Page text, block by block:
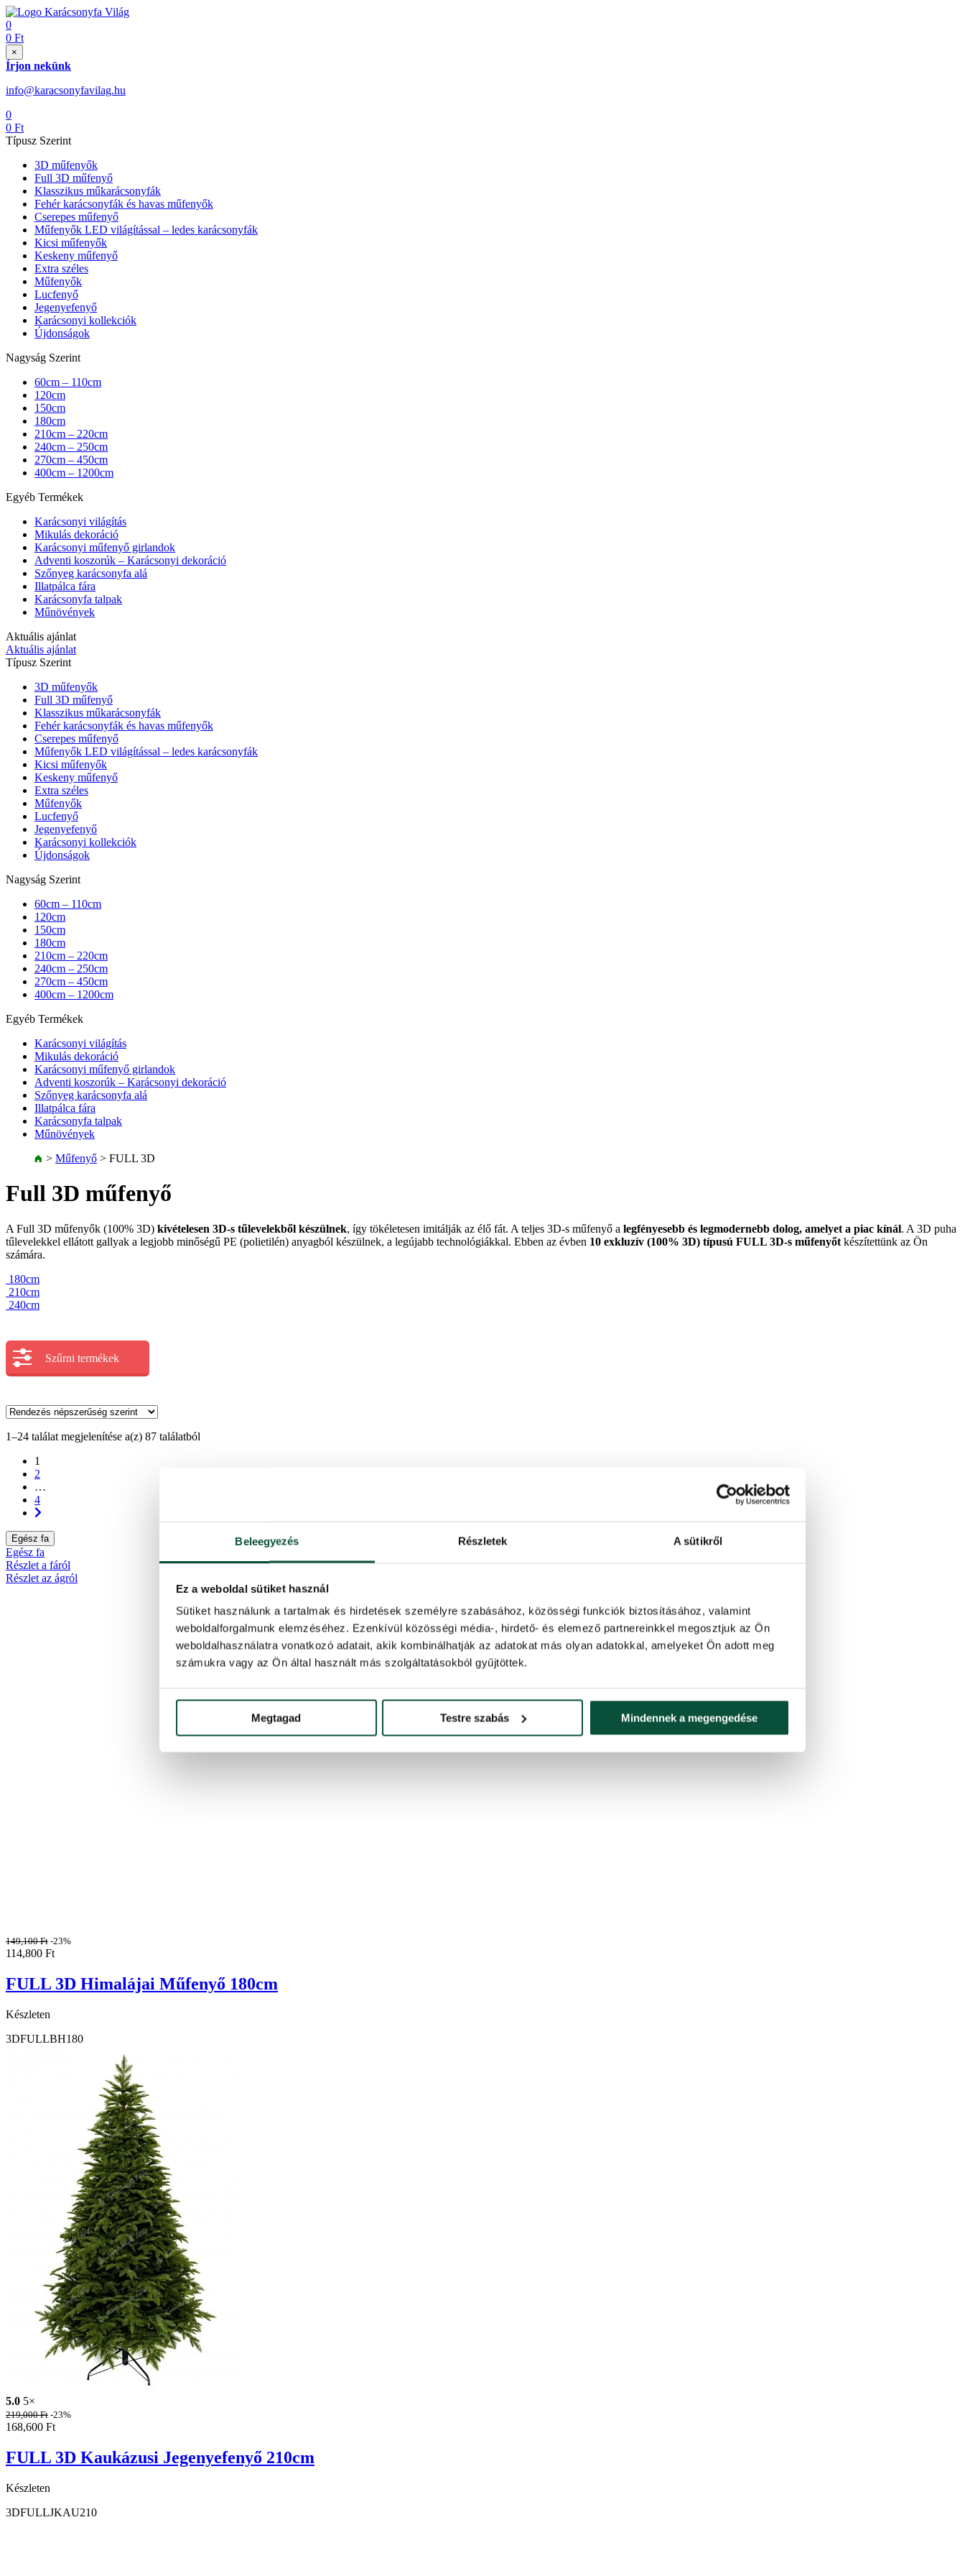
Beleegyezés Részletek A sütikről
Ez a weboldal sütiket használ
Sütiket használunk a tartalmak és hirdetések személyre szabásához, közösségi funkciók biztosításához, valamint
weboldalforgalmunk elemzéséhez. Ezenkívül közösségi média-, hirdető- és elemező partnereinkkel megosztjuk az Ön
weboldalhasználatra vonatkozó adatait, akik kombinálhatják az adatokat más olyan adatokkal, amelyeket Ön adott meg
számukra vagy az Ön által használt más szolgáltatásokból gyűjtöttek.
Megtagad Testre szabás Mindennek a megengedése
0
0 Ft
×
Írjon nekünk
info@karacsonyfavilag.hu
0
0 Ft
Típusz Szerint
3D műfenyők
Full 3D műfenyő
Klasszikus műkarácsonyfák
Fehér karácsonyfák és havas műfenyők
Cserepes műfenyő
Műfenyők LED világítással – ledes karácsonyfák
Kicsi műfenyők
Keskeny műfenyő
Extra széles
Műfenyők
Lucfenyő
Jegenyefenyő
Karácsonyi kollekciók
Újdonságok
Nagyság Szerint
60cm – 110cm
120cm
150cm
180cm
210cm – 220cm
240cm – 250cm
270cm – 450cm
400cm – 1200cm
Egyéb Termékek
Karácsonyi világítás
Mikulás dekoráció
Karácsonyi műfenyő girlandok
Adventi koszorúk – Karácsonyi dekoráció
Szőnyeg karácsonyfa alá
Illatpálca fára
Karácsonyfa talpak
Műnövények
Aktuális ajánlat
Aktuális ajánlat
Típusz Szerint
3D műfenyők
Full 3D műfenyő
Klasszikus műkarácsonyfák
Fehér karácsonyfák és havas műfenyők
Cserepes műfenyő
Műfenyők LED világítással – ledes karácsonyfák
Kicsi műfenyők
Keskeny műfenyő
Extra széles
Műfenyők
Lucfenyő
Jegenyefenyő
Karácsonyi kollekciók
Újdonságok
Nagyság Szerint
60cm – 110cm
120cm
150cm
180cm
210cm – 220cm
240cm – 250cm
270cm – 450cm
400cm – 1200cm
Egyéb Termékek
Karácsonyi világítás
Mikulás dekoráció
Karácsonyi műfenyő girlandok
Adventi koszorúk – Karácsonyi dekoráció
Szőnyeg karácsonyfa alá
Illatpálca fára
Karácsonyfa talpak
Műnövények
> Műfenyő > FULL 3D
Full 3D műfenyő
A Full 3D műfenyők (100% 3D) kivételesen 3D-s tűlevelekből készülnek, így tökéletesen imitálják az élő fát. A teljes 3D-s műfenyő a legfényesebb és legmodernebb dolog, amelyet a piac kínál. A 3D puha
tűlevelekkel ellátott gallyak a legjobb minőségű PE (polietilén) anyagból készülnek, a legújabb technológiákkal. Ebben az évben 10 exkluzív (100% 3D) típusú FULL 3D-s műfenyőt készítettünk az Ön
számára.
180cm
210cm
240cm
Szűrni termékek
1–24 találat megjelenítése a(z) 87 találatból
1
2
…
4
Egész fa
Egész fa
Részlet a fáról
Részlet az ágról
149,100Ft -23%
114,800 Ft
FULL 3D Himalájai Műfenyő 180cm
Készleten
3DFULLBH180
5.0 5×
219,000Ft -23%
168,600 Ft
FULL 3D Kaukázusi Jegenyefenyő 210cm
Készleten
3DFULLJKAU210